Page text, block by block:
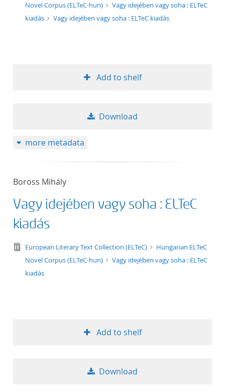
format
Novel Corpus (ELTeC-hun)
Vagy idejében vagy soha : ELTeC
kiadás
Vagy idejében vagy soha : ELTeC kiadás
Add to shelf
Download
more metadata
Boross Mihály
Vagy idejében vagy soha : ELTeC
kiadás
text/tg.edition+tg.aggregation+xml
European Literary Text Collection (ELTeC)
Hungarian ELTeC
Novel Corpus (ELTeC-hun)
Vagy idejében vagy soha : ELTeC
kiadás
Add to shelf
Download